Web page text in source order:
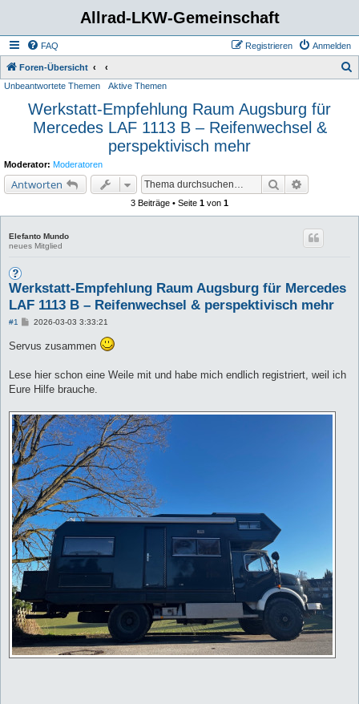
Allrad-LKW-Gemeinschaft
FAQ Anmelden
Registrieren
Foren-Übersicht
Unbeantwortete Themen Aktive Themen
Werkstatt-Empfehlung Raum Augsburg für
Mercedes LAF 1113 B – Reifenwechsel &
perspektivisch mehr
Moderator: Moderatoren
Antworten Suche
3 Beiträge • Seite 1 von 1
Elefanto Mundo
neues Mitglied
Werkstatt-Empfehlung Raum Augsburg für Mercedes
LAF 1113 B – Reifenwechsel & perspektivisch mehr
#1
B
t
g
2026-03-03 3:33:21
Servus zusammen
Lese hier schon eine Weile mit und habe mich endlich registriert, weil ich
Eure Hilfe brauche.